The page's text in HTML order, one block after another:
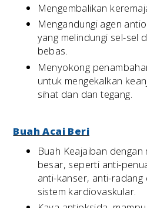
Mengembalikan
Mengandungi agen
yang melindungi sel-sel
bebas.
Menyokong
untuk mengekalkan
sihat dan dan tegang.
Buah Acai Beri
Buah Keajaiban dengan
besar, seperti anti-
anti-kanser, anti-radang
sistem kardiovaskular.